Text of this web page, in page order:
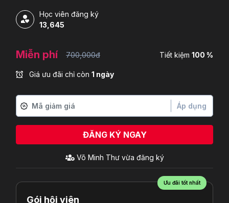
học.
Học viên đăng ký
13,645
Miễn phí 700,000đ Tiết kiệm 100 %
Giá ưu đãi chỉ còn 1 ngày
Áp dụng
ĐĂNG KÝ NGAY
Võ Minh Thư vừa đăng ký
Ưu đãi tốt nhất
Gói hội viên